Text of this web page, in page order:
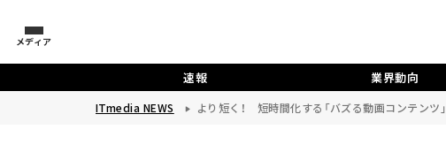
メディア
速報 業界動向
ITmedia NEWS より短く！ 短時間化する「バズる動画コンテンツ」